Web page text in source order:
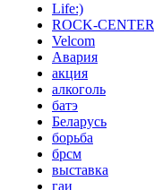
Life:)
ROCK-CENTER
Velcom
Авария
акция
алкоголь
батэ
Беларусь
борьба
брсм
выставка
гаи